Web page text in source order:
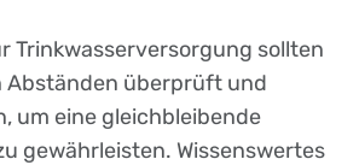
Trinkwasserversorgung sollten
Abständen überprüft und
um eine gleichbleibende
gewährleisten. Wissenswertes